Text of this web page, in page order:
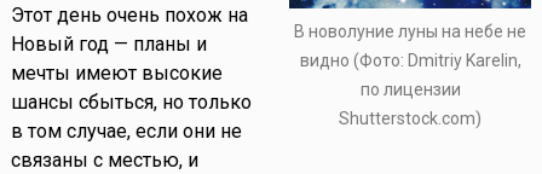
В новолуние луны на небе не
видно (Фото: Dmitriy Karelin,
по лицензии
Shutterstock.com)
Этот день очень похож на
Новый год — планы и
мечты имеют высокие
шансы сбыться, но только
в том случае, если они не
связаны с местью, и